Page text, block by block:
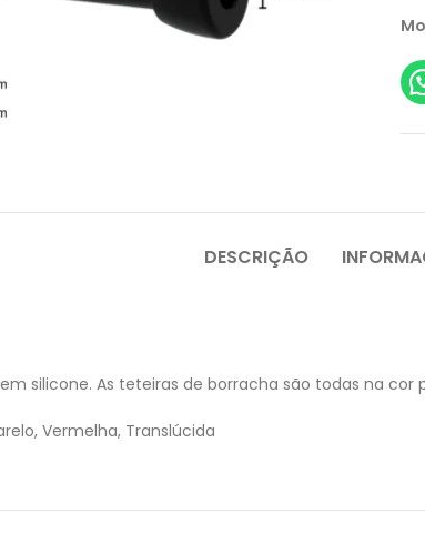
DESCRIÇÃO
silicone. As teteiras de borracha são todas na
Vermelha, Translúcida